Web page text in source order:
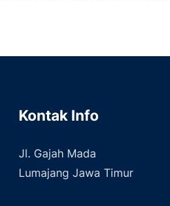
Kontak Info
Jl. Gajah Mada
Lumajang Jawa Timur